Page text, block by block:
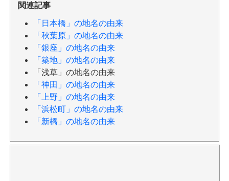
関連記事
「日本橋」の地名の由来
「秋葉原」の地名の由来
「銀座」の地名の由来
「築地」の地名の由来
「浅草」の地名の由来
「神田」の地名の由来
「上野」の地名の由来
「浜松町」の地名の由来
「新橋」の地名の由来